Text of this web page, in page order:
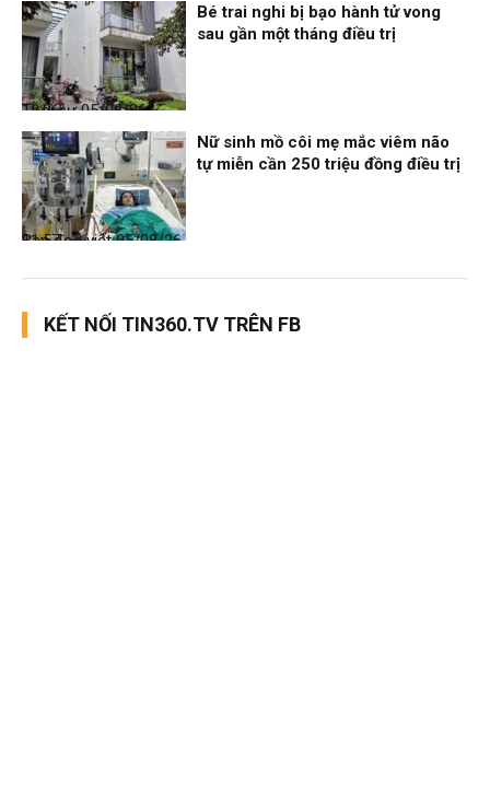
Thời sự
05/08/26, 12:06
Bé trai nghi bị bạo hành tử vong
sau gần một tháng điều trị
Bạn đọc viết
05/08/26, 11:57
Nữ sinh mồ côi mẹ mắc viêm não
tự miễn cần 250 triệu đồng điều trị
KẾT NỐI TIN360.TV TRÊN FB